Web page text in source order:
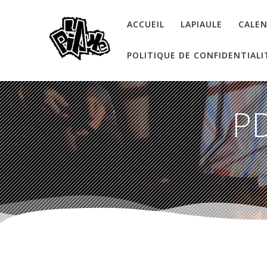
ACCUEIL LAPIAULE
POLITIQUE DE